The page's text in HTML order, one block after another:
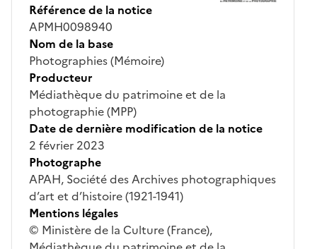
Référence de la notice
APMH0098940
Nom de la base
Photographies (Mémoire)
Producteur
Médiathèque du patrimoine et de la
photographie (MPP)
Date de dernière modification de la notice
2 février 2023
Photographe
APAH, Société des Archives photographiques
d’art et d’histoire (1921-1941)
Mentions légales
© Ministère de la Culture (France),